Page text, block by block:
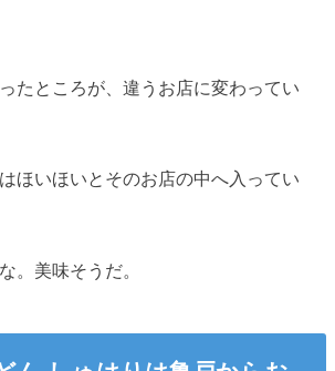
たところが、違うお店に変わってい
ほいほいとそのお店の中へ入ってい
。美味そうだ。